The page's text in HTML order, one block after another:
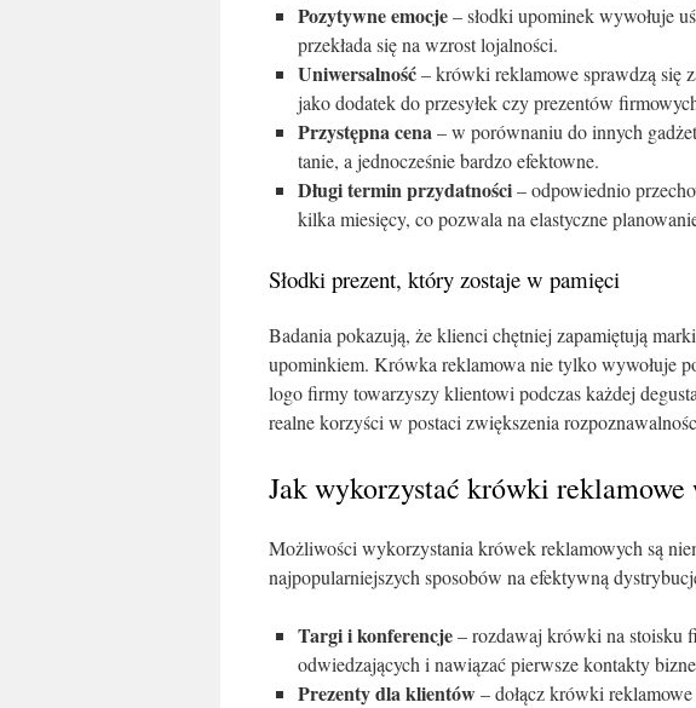
Pozytywne emocje– słodki upominek wywołuje
przekłada się na wzrost lojalności.
Uniwersalność– krówki reklamowe sprawdzą się
jako dodatek do przesyłek czy prezentów
Przystępna cena– w porównaniu do innych
tanie, a jednocześnie bardzo efektowne.
Długi termin przydatności– odpowiednio
kilka miesięcy, co pozwala na elastyczne
Słodki prezent, który zostaje w pamięci
Badania pokazują, że klienci chętniej zapamiętują
upominkiem. Krówka reklamowa nie tylko wywołuje
logo firmy towarzyszy klientowi podczas każdej
realne korzyści w postaci zwiększenia
Jak wykorzystać krówki reklamowe
Możliwości wykorzystania krówek reklamowych są
najpopularniejszych sposobów na efektywną
Targi i konferencje– rozdawaj krówki na stoisku
odwiedzających i nawiązać pierwsze kontakty
Prezenty dla klientów– dołącz krówki